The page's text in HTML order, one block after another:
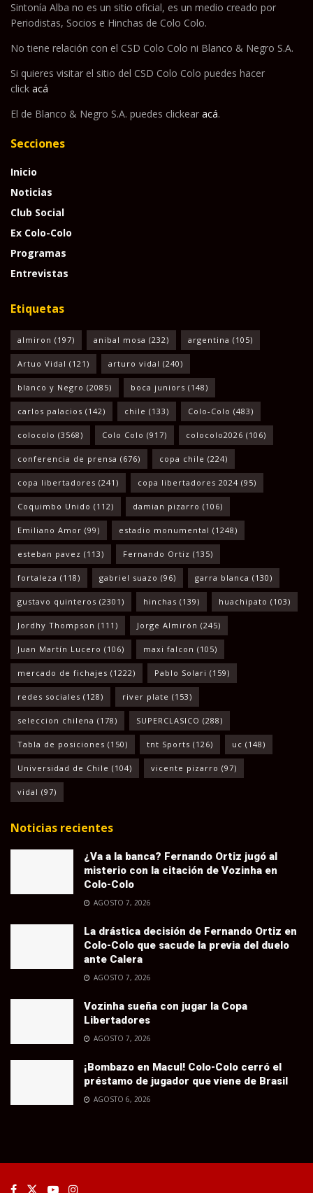
Sintonía Alba no es un sitio oficial, es un medio creado por
Periodistas, Socios e Hinchas de Colo Colo.
No tiene relación con el CSD Colo Colo ni Blanco & Negro S.A.
Si quieres visitar el sitio del CSD Colo Colo puedes hacer
click acá
El de Blanco & Negro S.A. puedes clickear acá.
Secciones
Inicio
Noticias
Club Social
Ex Colo-Colo
Programas
Entrevistas
Etiquetas
almiron (197) anibal mosa (232) argentina (105)
Artuo Vidal (121) arturo vidal (240)
blanco y Negro (2085) boca juniors (148)
carlos palacios (142) chile (133) Colo-Colo (483)
colocolo (3568) Colo Colo (917) colocolo2026 (106)
conferencia de prensa (676) copa chile (224)
copa libertadores (241) copa libertadores 2024 (95)
Coquimbo Unido (112) damian pizarro (106)
Emiliano Amor (99) estadio monumental (1248)
esteban pavez (113) Fernando Ortiz (135)
fortaleza (118) gabriel suazo (96) garra blanca (130)
gustavo quinteros (2301) hinchas (139) huachipato (103)
Jordhy Thompson (111) Jorge Almirón (245)
Juan Martín Lucero (106) maxi falcon (105)
mercado de fichajes (1222) Pablo Solari (159)
redes sociales (128) river plate (153)
seleccion chilena (178) SUPERCLASICO (288)
Tabla de posiciones (150) tnt Sports (126) uc (148)
Universidad de Chile (104) vicente pizarro (97)
vidal (97)
Noticias recientes
¿Va a la banca? Fernando Ortiz jugó al
misterio con la citación de Vozinha en
Colo-Colo
AGOSTO 7, 2026
La drástica decisión de Fernando Ortiz en
Colo-Colo que sacude la previa del duelo
ante Calera
AGOSTO 7, 2026
Vozinha sueña con jugar la Copa
Libertadores
AGOSTO 7, 2026
¡Bombazo en Macul! Colo-Colo cerró el
préstamo de jugador que viene de Brasil
AGOSTO 6, 2026